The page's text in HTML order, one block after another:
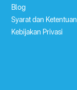
Blog
Syarat dan Ketentuan
Kebijakan Privasi